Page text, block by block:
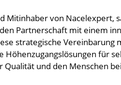
Mitinhaber von Nacelexpert,
Partnerschaft mit einem
strategische Vereinbarung
Höhenzugangslösungen für
Qualität und den Menschen